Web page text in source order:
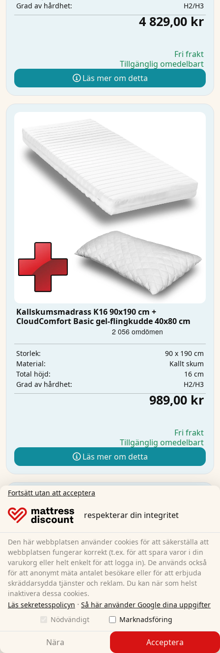
Grad av hårdhet:
H2/H3
4 829,00 kr
Fri frakt
Tillgänglig omedelbart
Läs mer om detta
Kallskumsmadrass K16 90x190 cm +
CloudComfort Basic gel-flingkudde 40x80 cm
Storlek:
90 x 190 cm
Material:
Kallt skum
Total höjd:
16 cm
Grad av hårdhet:
H2/H3
989,00 kr
Fri frakt
Tillgänglig omedelbart
Läs mer om detta
Fortsätt utan att acceptera
respekterar din integritet
Den här webbplatsen använder cookies för att säkerställa att
webbplatsen fungerar korrekt (t.ex. för att spara varor i din
varukorg eller helt enkelt för att logga in). De används också
för att anonymt mäta antalet besökare eller för att erbjuda
skräddarsydda tjänster och reklam. Du kan när som helst
inaktivera dessa cookies.
Läs sekretesspolicyn · Så här använder Google dina uppgifter
Nödvändigt
Marknadsföring
Nära Acceptera